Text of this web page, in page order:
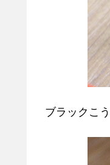
ブラックこ